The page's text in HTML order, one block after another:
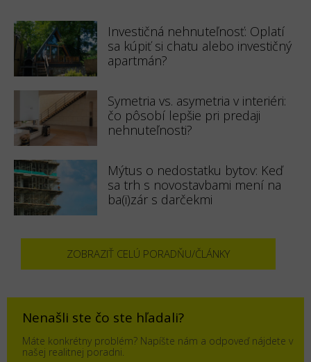
Investičná nehnuteľnosť: Oplatí
sa kúpiť si chatu alebo investičný
apartmán?
Symetria vs. asymetria v interiéri:
čo pôsobí lepšie pri predaji
nehnuteľnosti?
Mýtus o nedostatku bytov: Keď
sa trh s novostavbami mení na
ba(i)zár s darčekmi
ZOBRAZIŤ CELÚ PORADŇU/ČLÁNKY
Nenašli ste čo ste hľadali?
Máte konkrétny problém? Napíšte nám a odpoveď nájdete v
našej realitnej poradni.